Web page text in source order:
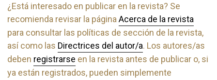
¿Está interesado en publicar en la revista? Se
recomienda revisar la página Acerca de la revista
para consultar las políticas de sección de la revista,
así como las Directrices del autor/a. Los autores/as
deben registrarse en la revista antes de publicar o, si
ya están registrados, pueden simplemente